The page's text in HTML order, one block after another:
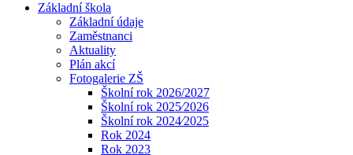
Základní škola
Základní údaje
Zaměstnanci
Aktuality
Plán akcí
Fotogalerie ZŠ
Školní rok 2026/2027
Školní rok 2025⁄2026
Školní rok 2024⁄2025
Rok 2024
Rok 2023